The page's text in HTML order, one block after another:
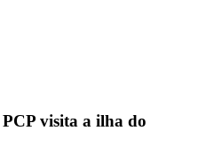
visita a ilha do